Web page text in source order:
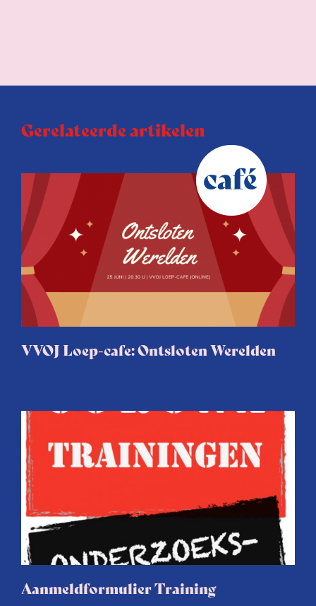
Gerelateerde artikelen
VVOJ Loep-cafe: Ontsloten Werelden
Aanmeldformulier Training